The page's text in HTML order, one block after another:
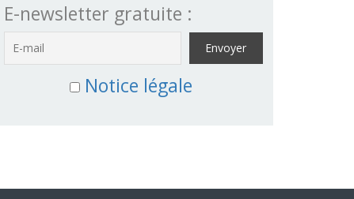
E-newsletter gratuite :
Notice légale